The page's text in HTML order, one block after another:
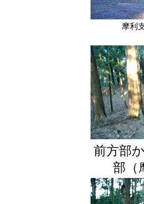
摩利
前方部
部（